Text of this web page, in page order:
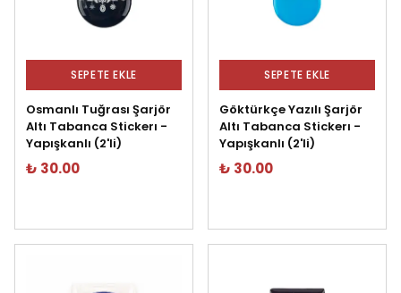
SEPETE EKLE
Osmanlı Tuğrası Şarjör
Altı Tabanca Stickerı -
Yapışkanlı (2'li)
₺ 30.00
SEPETE EKLE
Göktürkçe Yazılı Şarjör
Altı Tabanca Stickerı -
Yapışkanlı (2'li)
₺ 30.00